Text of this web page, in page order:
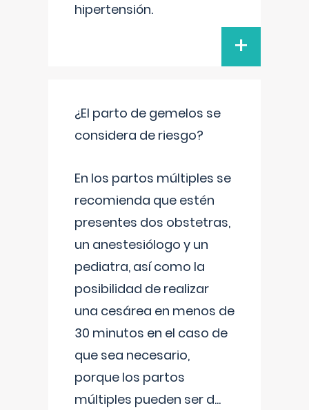
hipertensión.
+
¿El parto de gemelos se
considera de riesgo?
En los partos múltiples se
recomienda que estén
presentes dos obstetras,
un anestesiólogo y un
pediatra, así como la
posibilidad de realizar
una cesárea en menos de
30 minutos en el caso de
que sea necesario,
porque los partos
múltiples pueden ser d...